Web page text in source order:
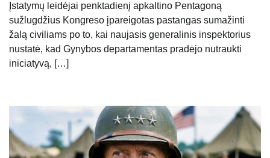
Įstatymų leidėjai penktadienį apkaltino Pentagoną
sužlugdžius Kongreso įpareigotas pastangas sumažinti
žalą civiliams po to, kai naujasis generalinis inspektorius
nustatė, kad Gynybos departamentas pradėjo nutraukti
iniciatyvą, […]